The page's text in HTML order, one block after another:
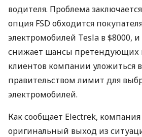
водителя. Проблема
опция FSD обходится
электромобилей Tesla в $8000,
снижает шансы претендующих
клиентов компании уложиться
правительством лимит для
электромобилей.
Как сообщает Electrek,
оригинальный выход из